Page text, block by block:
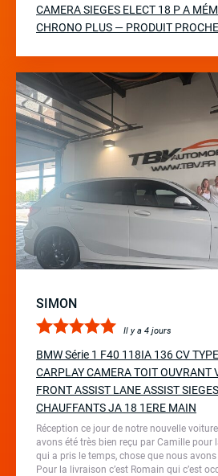
CAMERA SIEGES ELECT 18 P A
CHRONO PLUS — PRODUIT
SIMON
Il y a 4 jours
BMW Série 1 F40 118IA 136 CV
CARPLAY CAMERA TOIT OUVRANT
FRONT ASSIST LANE ASSIST
CHAUFFANTS JA 18 1ERE MAIN
Réception ce jour de notre nouvelle
avons été très bien reçu par Camille pour
qui a pris le temps, chose que nous
Pour la livraison c’est Romain qui c’est